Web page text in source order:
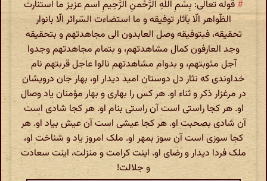
# قوله تعالی: بِسْمِ اللَّهِ الرَّحْمنِ الرَّحِیمِ اسم عزیز ما استنارت
الظّواهر الّا بآثار توفیقه و ما استضاءت السّرائر الّا بانوار
تحقیقه، فبتوفیقه وصل العابدون الی مجاهدتهم و بتحقیقه
وجد العارفون کمال مشاهدتهم، و بتمام مجاهدتهم وجدوا
آجل مثوبتهم، و بدوام مشاهدتهم نالوا عاجل قربتهم نام
خداوندی که نثار دل دوستان امید دیدار او، بهار جان درویشان
در مرغزار ذکر و ثناء او. هر کس را بهاری و بهار مؤمنان یاد وصال
او. هر کجا راستی است آن راستی بنام او. هر کجا شادی است
آن شادی بصحبت او. هر کجا عیشی است آن عیش بیاد او. هر
کجا سوزی است آن سوز بمهر او. ملک امروز یاد و شناخت او،
ملک فردا دیدار و رضای او. اینت کرامت و منزلت، اینت سعادت
و جلالت!